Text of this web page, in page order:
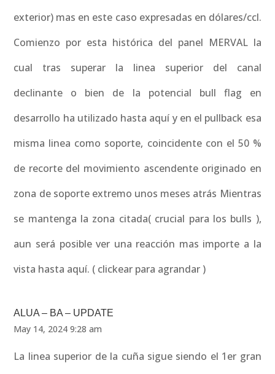
exterior) mas en este caso expresadas en dólares/ccl.
Comienzo por esta histórica del panel MERVAL la
cual tras superar la linea superior del canal
declinante o bien de la potencial bull flag en
desarrollo ha utilizado hasta aquí y en el pullback esa
misma linea como soporte, coincidente con el 50 %
de recorte del movimiento ascendente originado en
zona de soporte extremo unos meses atrás Mientras
se mantenga la zona citada( crucial para los bulls ),
aun será posible ver una reacción mas importe a la
vista hasta aquí. ( clickear para agrandar )
ALUA – BA – UPDATE
May 14, 2024 9:28 am
La linea superior de la cuña sigue siendo el 1er gran